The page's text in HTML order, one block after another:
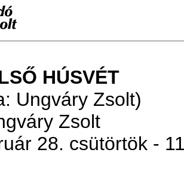
HÚSVÉT
Ungváry Zsolt)
Zsolt
28. csütörtök -